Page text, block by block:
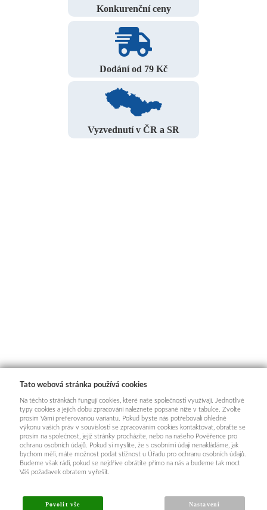
Konkurenční ceny
Dodání od 79 Kč
Vyzvednutí v ČR a SR
INFORMACE PRO KUPUJÍCÍ
Tato webová stránka používá cookies
Na těchto stránkách fungují cookies, které naše společnosti využívají. Jednotlivé
typy cookies a jejich dobu zpracování naleznete popsané níže v tabulce. Zvolte
prosím Vámi preferovanou variantu. Pokud byste nás potřebovali ohledně
výkonu vašich práv v souvislosti se zpracováním cookies kontaktovat, obraťte se
prosím na společnost, jejíž stránky procházíte, nebo na našeho Pověřence pro
ochranu osobních údajů. Pokud si myslíte, že s osobními údaji nenakládáme, jak
bychom měli, máte možnost podat stížnost u Úřadu pro ochranu osobních údajů.
Budeme však rádi, pokud se nejdříve obrátíte přímo na nás a budeme tak moct
Váš požadavek obratem vyřešit.
Povolit vše Nastavení